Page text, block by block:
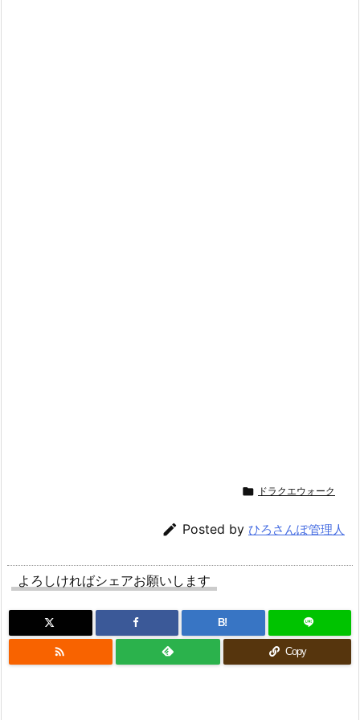
 ドラクエウォーク
 Posted by ひろさんぽ管理人
よろしければシェアお願いします
B!
 Copy